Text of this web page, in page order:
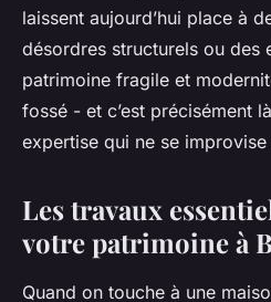
laissent aujourd’hui place à
désordres structurels ou des
patrimoine fragile et
fossé - et c’est précisément
expertise qui ne se improvise
Les travaux
votre patrimoine à
Quand on touche à une